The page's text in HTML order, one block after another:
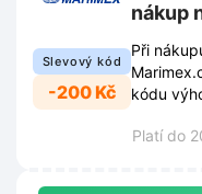
Slevový kód
-200 Kč
nákup
Při
kódu
Platí do